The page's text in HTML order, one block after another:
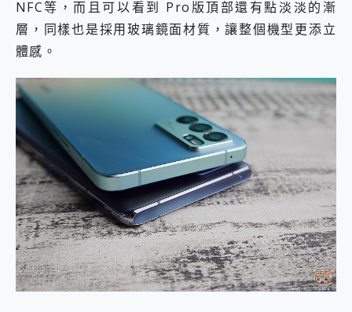
NFC等，而且可以看到 Pro版頂部還有點淡淡的漸
層，同樣也是採用玻璃鏡面材質，讓整個機型更添立
體感。